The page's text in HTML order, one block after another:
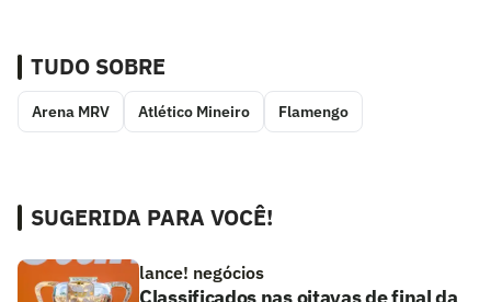
TUDO SOBRE
Arena MRV Atlético Mineiro Flamengo
SUGERIDA PARA VOCÊ!
lance! negócios